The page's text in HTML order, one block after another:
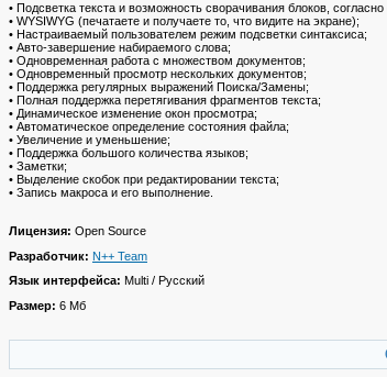
• Подсветка текста и возможность сворачивания блоков,
• WYSIWYG (печатаете и получаете то, что видите на экране);
• Настраиваемый пользователем режим подсветки синтаксиса;
• Авто-завершение набираемого слова;
• Одновременная работа с множеством документов;
• Одновременный просмотр нескольких документов;
• Поддержка регулярных выражений Поиска/Замены;
• Полная поддержка перетягивания фрагментов текста;
• Динамическое изменение окон просмотра;
• Автоматическое определение состояния файла;
• Увеличение и уменьшение;
• Поддержка большого количества языков;
• Заметки;
• Выделение скобок при редактировании текста;
• Запись макроса и его выполнение.
Лицензия: Open Source
Разработчик: N++ Team
Язык интерфейса: Multi / Русский
Размер: 6 Мб